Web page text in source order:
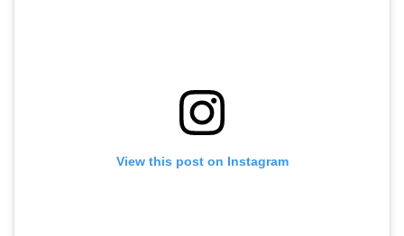
View this post on Instagram